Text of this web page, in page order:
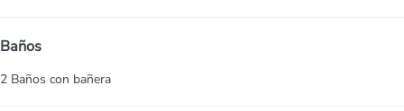
Baños
2 Baños con bañera